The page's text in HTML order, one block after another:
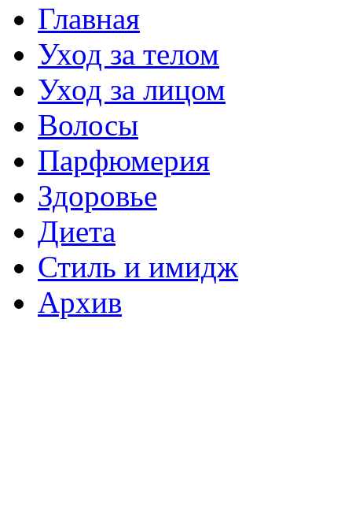
Главная
Уход за телом
Уход за лицом
Волосы
Парфюмерия
Здоровье
Диета
Стиль и имидж
Архив